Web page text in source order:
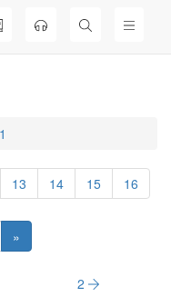
13 14 15 16
»
2